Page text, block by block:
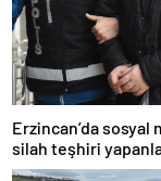
Erzincan’da sosyal
silah teşhiri
yakalandı